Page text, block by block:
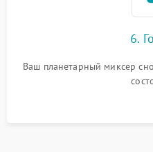
6.
Ваш планетарный миксер